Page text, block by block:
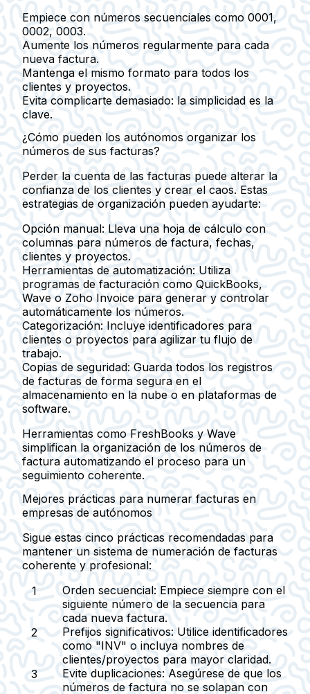
Empiece con números secuenciales como 0001,
0002, 0003.
Aumente los números regularmente para cada
nueva factura.
Mantenga el mismo formato para todos los
clientes y proyectos.
Evita complicarte demasiado: la simplicidad es la
clave.
¿Cómo pueden los autónomos organizar los
números de sus facturas?
Perder la cuenta de las facturas puede alterar la
confianza de los clientes y crear el caos. Estas
estrategias de organización pueden ayudarte:
Opción manual: Lleva una hoja de cálculo con
columnas para números de factura, fechas,
clientes y proyectos.
Herramientas de automatización: Utiliza
programas de facturación como QuickBooks,
Wave o Zoho Invoice para generar y controlar
automáticamente los números.
Categorización: Incluye identificadores para
clientes o proyectos para agilizar tu flujo de
trabajo.
Copias de seguridad: Guarda todos los registros
de facturas de forma segura en el
almacenamiento en la nube o en plataformas de
software.
Herramientas como FreshBooks y Wave
simplifican la organización de los números de
factura automatizando el proceso para un
seguimiento coherente.
Mejores prácticas para numerar facturas en
empresas de autónomos
Sigue estas cinco prácticas recomendadas para
mantener un sistema de numeración de facturas
coherente y profesional:
Orden secuencial: Empiece siempre con el
siguiente número de la secuencia para
cada nueva factura.
Prefijos significativos: Utilice identificadores
como "INV" o incluya nombres de
clientes/proyectos para mayor claridad.
Evite duplicaciones: Asegúrese de que los
números de factura no se solapan con